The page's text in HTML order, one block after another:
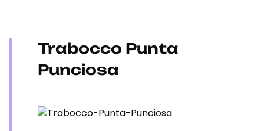
Trabocco Punta
Punciosa